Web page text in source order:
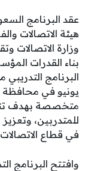
عقد البرنامج
هيئة الاتصالات
وزارة الاتصالات
بناء القدرات
يونيو في محافظة
متخصصة بهدف
للمتدربين،
في قطاع الاتصالات
وافتتح البرنامج